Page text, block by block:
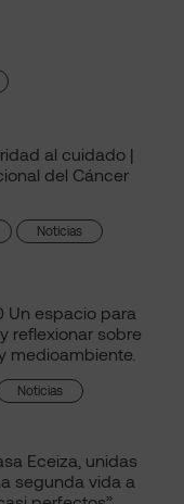
al cuidado |
del Cáncer
Noticias
Un espacio para
reflexionar sobre
medioambiente.
Noticias
Eceiza, unidas
segunda vida a